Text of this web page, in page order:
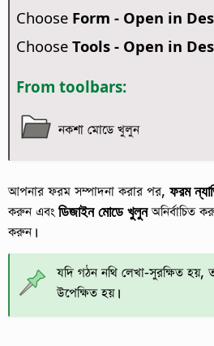
Choose Form - Open in
Choose Tools - Open in
From toolbars:
নকশা মোডে খুলুন
আপনার ফরম সম্পাদনা করার পর, ফরম
করুন এবংডিজাইন মোডে খুলুনঅনির্বাচিত
করুন।
যদি গঠন নথি লেখা-সুরক্ষিত হয়,
উপেক্ষিত হয়।